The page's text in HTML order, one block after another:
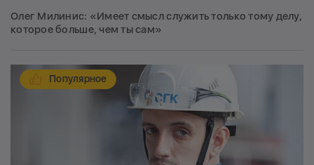
Олег Милинис: «Имеет смысл служить только тому делу,
которое больше, чем ты сам»
Популярное